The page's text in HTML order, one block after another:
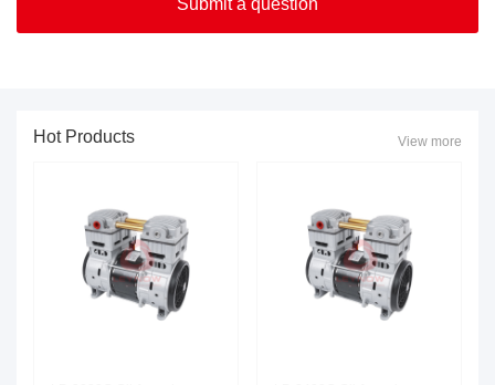
Hot Products View more